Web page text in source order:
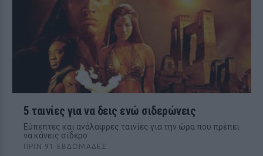
5 ταινίες για να δεις ενώ σιδερώνεις
Εύπεπτες και ανάλαφρες ταινίες για την ώρα που πρέπει
να κάνεις σίδερο
ΠΡΙΝ 91 ΕΒΔΟΜΆΔΕΣ